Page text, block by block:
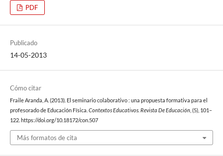
PDF
Publicado
14-05-2013
Cómo citar
Fraile Aranda, A. (2013). El seminario colaborativo : una propuesta formativa para el
profesorado de Educación Física. Contextos Educativos. Revista De Educación, (5), 101–
122. https://doi.org/10.18172/con.507
Más formatos de cita